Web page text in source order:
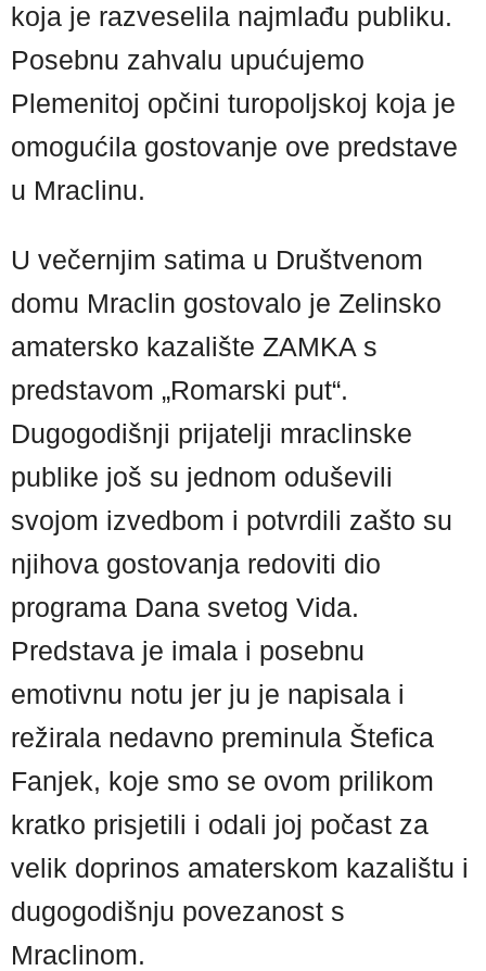
koja je razveselila najmlađu publiku.
Posebnu zahvalu upućujemo
Plemenitoj opčini turopoljskoj koja je
omogućila gostovanje ove predstave
u Mraclinu.
U večernjim satima u Društvenom
domu Mraclin gostovalo je Zelinsko
amatersko kazalište ZAMKA s
predstavom „Romarski put“.
Dugogodišnji prijatelji mraclinske
publike još su jednom oduševili
svojom izvedbom i potvrdili zašto su
njihova gostovanja redoviti dio
programa Dana svetog Vida.
Predstava je imala i posebnu
emotivnu notu jer ju je napisala i
režirala nedavno preminula Štefica
Fanjek, koje smo se ovom prilikom
kratko prisjetili i odali joj počast za
velik doprinos amaterskom kazalištu i
dugogodišnju povezanost s
Mraclinom.